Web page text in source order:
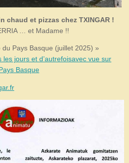
chaud et pizzas chez TXINGAR !
… et Madame !!
Pays Basque (juillet 2025) »
jours et d’autrefoisavec vue sur
Basque